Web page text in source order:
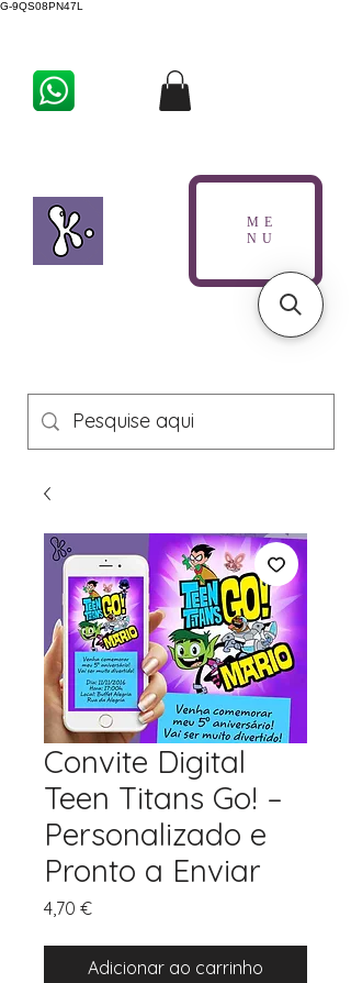
G-9QS08PN47L
ME
NU
Convite Digital
Teen Titans Go! –
Personalizado e
Pronto a Enviar
4,70 €Preço
Adicionar ao carrinho